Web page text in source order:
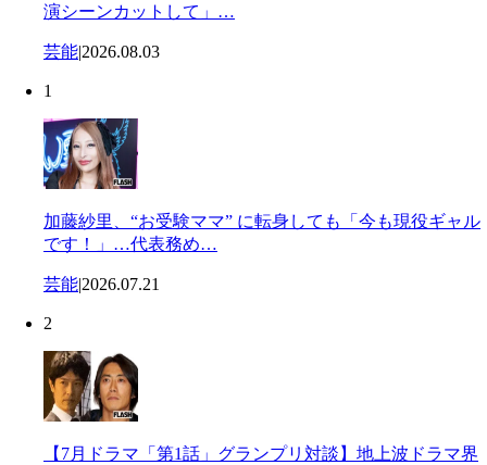
演シーンカットして」…
芸能|2026.08.03
1
加藤紗里、“お受験ママ” に転身しても「今も現役ギャル
です！」…代表務め…
芸能|2026.07.21
2
【7月ドラマ「第1話」グランプリ対談】地上波ドラマ界